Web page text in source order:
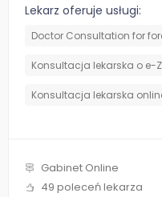
Lekarz oferuje usługi:
Doctor Consultation for
Konsultacja lekarska o
Konsultacja lekarska
Gabinet Online
49 poleceń lekarza